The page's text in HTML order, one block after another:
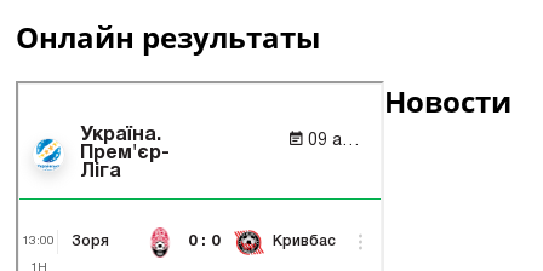
Онлайн результаты
Новости